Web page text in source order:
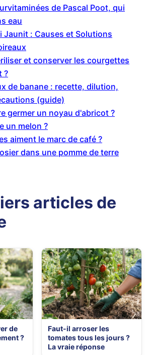
de Pascal Poot, qui
eau
Jaunit : Causes et Solutions
et conserver les courgettes
?
de banane : recette, dilution,
(guide)
germer un noyau d'abricot ?
un melon ?
aiment le marc de café ?
dans une pomme de terre
articles de
de
?
Faut-il arroser les
tomates tous les jours ?
La vraie réponse